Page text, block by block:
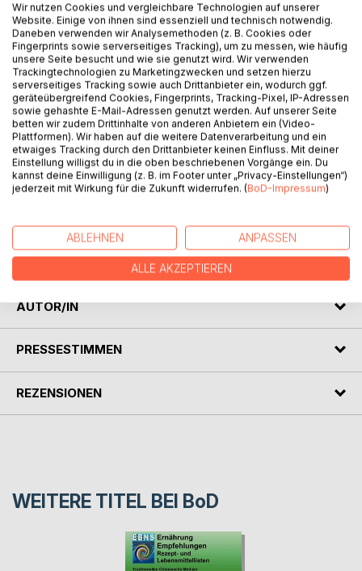
BESCHREIBUNG
EBNS - Ernährungsberatung nach Syndromen - Rezepte-
und Lebensmittellisten für die Ernährungstherapie der
Traditionellen Chinesischen Medizin (TCM) bei Lunge - Yin
Mangel . Lu-Yin nähren und befeuchten, Mitte stärken,
Nieren-Yin nähren.
Heiß NEIN, warm WENIG, neutral und erfrischend JA, kalt
WENIG. Die Rezepte sollen das betroffene Syndrom
Lebensmittel werden in Kategorien empfehlenswert, ja,
weniger und nein angezeigt und helfen bei der Orientierung,
wenn eigene Rezepte gekocht werden sollen.
AUTOR/IN
PRESSESTIMMEN
REZENSIONEN
WEITERE TITEL BEI BoD
Wir nutzen Cookies und vergleichbare Technologien auf unserer
Website. Einige von ihnen sind essenziell und technisch notwendig.
Daneben verwenden wir Analysemethoden (z. B. Cookies oder
Fingerprints sowie serverseitiges Tracking), um zu messen, wie häufig
unsere Seite besucht und wie sie genutzt wird. Wir verwenden
Trackingtechnologien zu Marketingzwecken und setzen hierzu
serverseitiges Tracking sowie auch Drittanbieter ein, wodurch ggf.
geräteübergreifend Cookies, Fingerprints, Tracking-Pixel, IP-Adressen
sowie gehashte E-Mail-Adressen genutzt werden. Auf unserer Seite
betten wir zudem Drittinhalte von anderen Anbietern ein (Video-
Plattformen). Wir haben auf die weitere Datenverarbeitung und ein
etwaiges Tracking durch den Drittanbieter keinen Einfluss. Mit deiner
Einstellung willigst du in die oben beschriebenen Vorgänge ein. Du
kannst deine Einwilligung (z. B. im Footer unter „Privacy-Einstellungen“)
jederzeit mit Wirkung für die Zukunft widerrufen. (BoD-Impressum)
ABLEHNEN ANPASSEN
ALLE AKZEPTIEREN